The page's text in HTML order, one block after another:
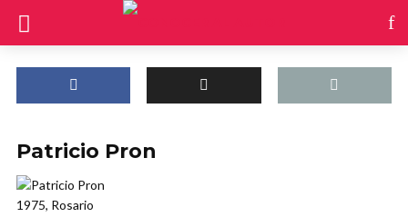
Patricio Pron
1975, Rosario